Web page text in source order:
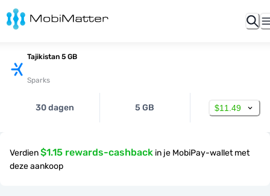
Tajikistan 5 GB
Sparks
30 dagen 5 GB $11.49
Verdien$1.15 rewards-cashback in je MobiPay-wallet met
deze aankoop